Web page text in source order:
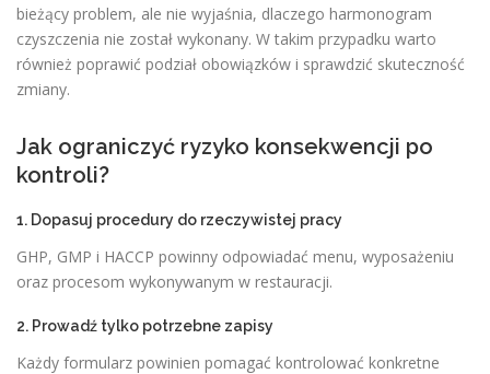
bieżący problem, ale nie wyjaśnia, dlaczego harmonogram
czyszczenia nie został wykonany. W takim przypadku warto
również poprawić podział obowiązków i sprawdzić skuteczność
zmiany.
Jak ograniczyć ryzyko konsekwencji po
kontroli?
1. Dopasuj procedury do rzeczywistej pracy
GHP, GMP i HACCP powinny odpowiadać menu, wyposażeniu
oraz procesom wykonywanym w restauracji.
2. Prowadź tylko potrzebne zapisy
Każdy formularz powinien pomagać kontrolować konkretne